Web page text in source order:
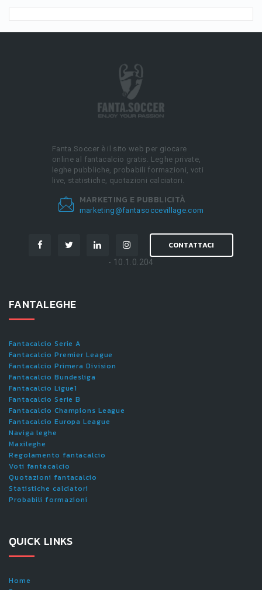
Fanta.Soccer è il sito web per giocare
online al fantacalcio gratis. Leghe private,
leghe pubbliche, probabili formazioni, voti
live, statistiche, quotazioni calciatori.
MARKETING E PUBBLICITÀ
marketing@fantasoccevillage.com
CONTATTACI
- 10.1.0.204
FANTALEGHE
Fantacalcio Serie A
Fantacalcio Premier League
Fantacalcio Primera Division
Fantacalcio Bundesliga
Fantacalcio Ligue1
Fantacalcio Serie B
Fantacalcio Champions League
Fantacalcio Europa League
Naviga leghe
Maxileghe
Regolamento fantacalcio
Voti fantacalcio
Quotazioni fantacalcio
Statistiche calciatori
Probabili formazioni
QUICK LINKS
Home